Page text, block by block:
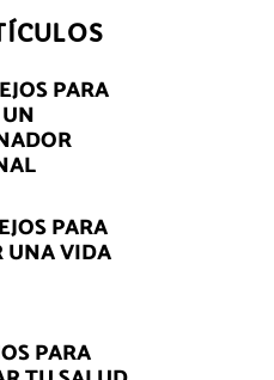
PARA
PARA
UNA VIDA
PARA